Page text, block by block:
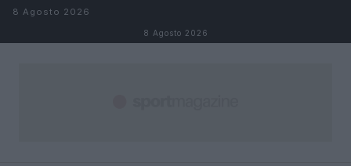
Salta al contenuto
8 Agosto 2026
8 Agosto 2026